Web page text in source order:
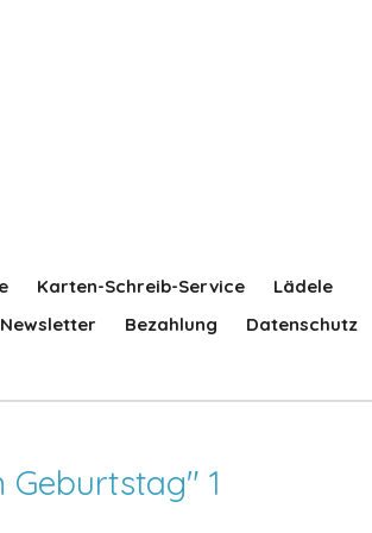
Karten-Schreib-Service
Lädele
Newsletter Bezahlung Datenschutz
Geburtstag" 1